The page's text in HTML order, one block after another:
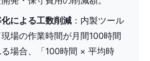
による工数削減 ：内製ツール
場の作業時間が月間100時間
場合、「100時間 × 平均時